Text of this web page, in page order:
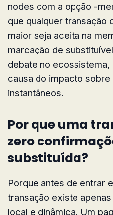
nodes com a opção -
que qualquer transação
maior seja aceita na
marcação de
debate no
causa do impacto sobre
instantâneos.
Por que uma
zero
substituída?
Porque antes de entrar
transação existe
local e dinâmica. Um